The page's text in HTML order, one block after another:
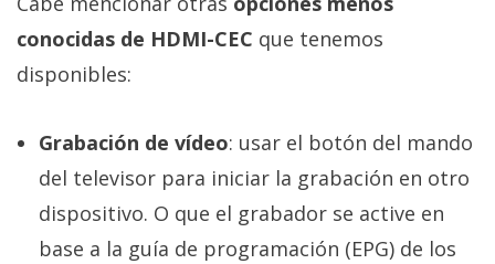
conocidas de HDMI-CEC que tenemos
disponibles:
Grabación de vídeo: usar el botón del mando
del televisor para iniciar la grabación en otro
dispositivo. O que el grabador se active en
base a la guía de programación (EPG) de los